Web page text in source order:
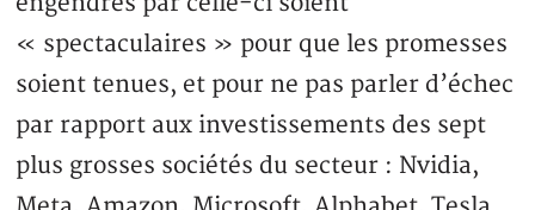
« spectaculaires » pour que les promesses
soient tenues, et pour ne pas parler d’échec
par rapport aux investissements des sept
plus grosses sociétés du secteur : Nvidia,